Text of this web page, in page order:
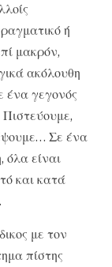
ή
μακρόν,
ακόλουθη
ένα γεγονός
Σε ένα
όλα είναι
και κατά
με τον
πίστης